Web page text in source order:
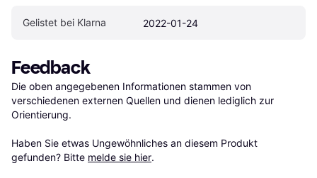
Gelistet bei Klarna 2022-01-24
Feedback
Die oben angegebenen Informationen stammen von
verschiedenen externen Quellen und dienen lediglich zur
Orientierung.
Haben Sie etwas Ungewöhnliches an diesem Produkt
gefunden? Bitte melde sie hier.